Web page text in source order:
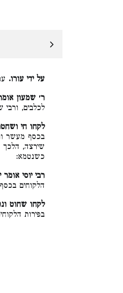
על ידי עורו.
ר׳ שמעון
לכלבים, ורבי
לקחו חי
בכסף מעשר
שירצה,
כשנטמא:
רבי יוסי אומר
הלקוחים
לקחו שחוט
בפירות